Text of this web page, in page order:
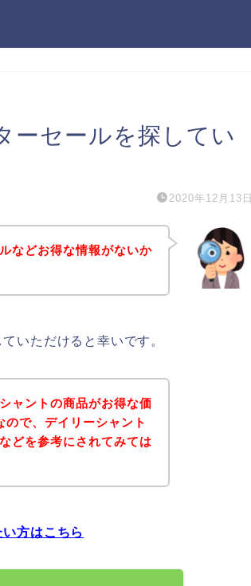
ーセールを探してい
2020年12月13日
などお得な情報がないか
いただけると幸いです。
ャントの商品がお得な価
で、デイリーシャント
どを参考にされてみては
方はこちら